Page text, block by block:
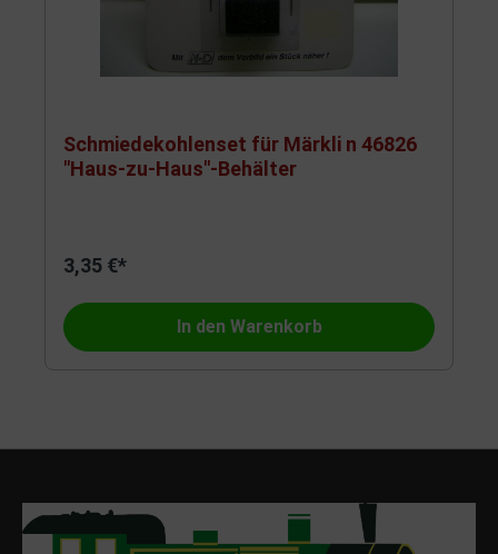
Schmiedekohlenset für Märkli n 46826
"Haus-zu-Haus"-Behälter
3,35 €*
In den Warenkorb